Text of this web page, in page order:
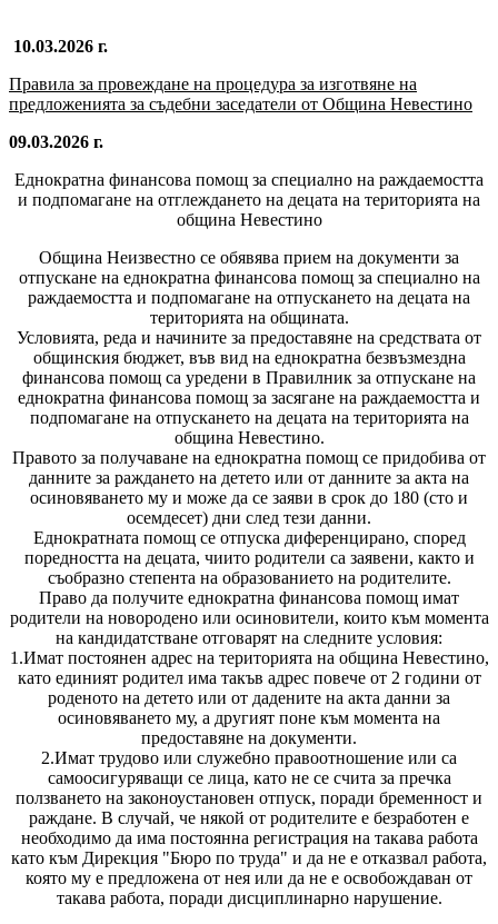
10.03.2026 г.
Правила за провеждане на процедура за изготвяне на
предложенията за съдебни заседатели от Община Невестино
09.03.2026 г.
Еднократна финансова помощ за специално на раждаемостта
и подпомагане на отглеждането на децата на територията на
община Невестино
Община Неизвестно се обявява прием на документи за
отпускане на еднократна финансова помощ за специално на
раждаемостта и подпомагане на отпускането на децата на
територията на общината.
Условията, реда и начините за предоставяне на средствата от
общинския бюджет, във вид на еднократна безвъзмездна
финансова помощ са уредени в Правилник за отпускане на
еднократна финансова помощ за засягане на раждаемостта и
подпомагане на отпускането на децата на територията на
община Невестино.
Правото за получаване на еднократна помощ се придобива от
данните за раждането на детето или от данните за акта на
осиновяването му и може да се заяви в срок до 180 (сто и
осемдесет) дни след тези данни.
Еднократната помощ се отпуска диференцирано, според
поредността на децата, чиито родители са заявени, както и
съобразно степента на образованието на родителите.
Право да получите еднократна финансова помощ имат
родители на новородено или осиновители, които към момента
на кандидатстване отговарят на следните условия:
1.Имат постоянен адрес на територията на община Невестино,
като единият родител има такъв адрес повече от 2 години от
роденото на детето или от дадените на акта данни за
осиновяването му, а другият поне към момента на
предоставяне на документи.
2.Имат трудово или служебно правоотношение или са
самоосигуряващи се лица, като не се счита за пречка
ползването на законоустановен отпуск, поради бременност и
раждане. В случай, че някой от родителите е безработен е
необходимо да има постоянна регистрация на такава работа
като към Дирекция "Бюро по труда" и да не е отказвал работа,
която му е предложена от нея или да не е освобождаван от
такава работа, поради дисциплинарно нарушение.